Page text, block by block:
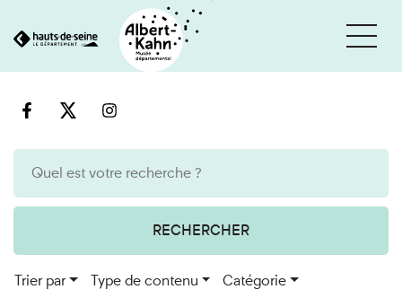
au
RECHERCHER
Trier par Type de contenu Catégorie
Cookies et traceurs utilisés sur ce site